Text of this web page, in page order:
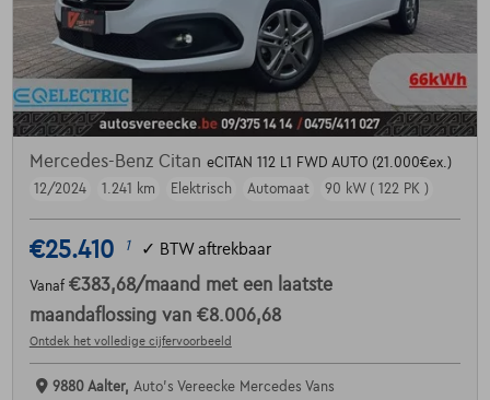
Mercedes-Benz Citan eCITAN 112 L1 FWD AUTO (21.000€ex.)
12/2024
1.241 km Elektrisch Automaat 90 kW ( 122 PK )
€25.410 1 ✓ BTW aftrekbaar
Vanaf €383,68/maand met een laatste
maandaflossing van €8.006,68
Ontdek het volledige cijfervoorbeeld
9880 Aalter, Auto's Vereecke Mercedes Vans